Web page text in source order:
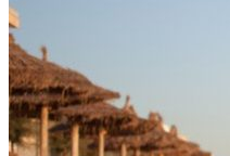
Кала
Кала Ратьяда